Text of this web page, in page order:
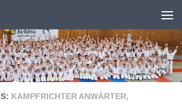
KAMPFRICHTER ANWÄRTER,